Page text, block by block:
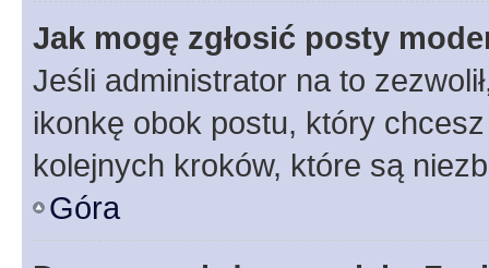
Jak mogę zgłosić posty
Jeśli administrator na to
ikonkę obok postu, który
kolejnych kroków, które są
Góra